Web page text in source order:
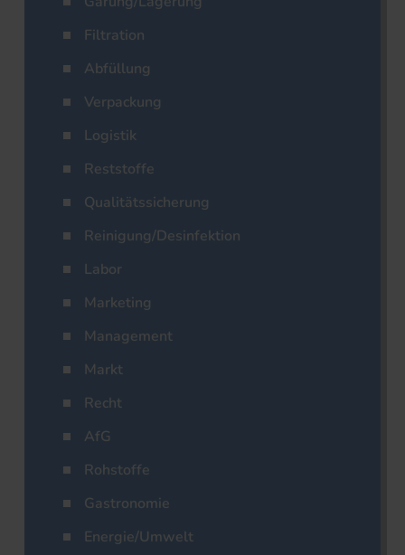
Filtration
Abfüllung
Verpackung
Logistik
Reststoffe
Qualitätssicherung
Reinigung/Desinfektion
Labor
Marketing
Management
Markt
Recht
AfG
Rohstoffe
Gastronomie
Energie/Umwelt